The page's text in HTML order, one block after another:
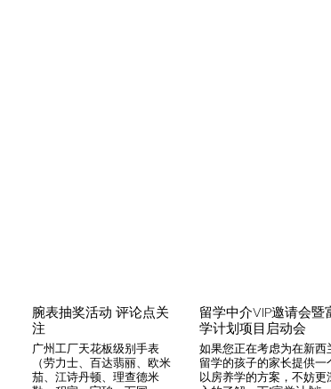
腕表抽奖活动 评论点关
注
广州工厂天花板级别手表
（劳力士、百达翡丽、欧米
茄、江诗丹顿、理查德米
留学中介VIP邀请会暨
学计划项目启动会
如果您正在考虑为在新西
留学的孩子的家长提供一
以房养学的方案，不妨更